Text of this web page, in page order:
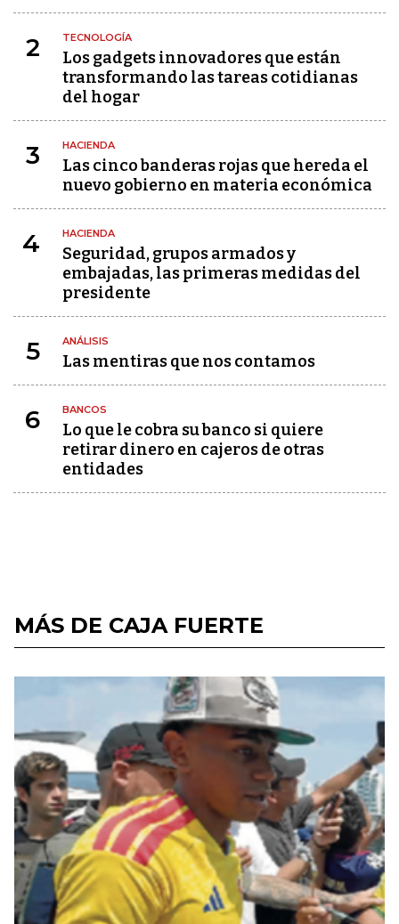
2 TECNOLOGÍA
Los gadgets innovadores que están
transformando las tareas cotidianas
del hogar
3 HACIENDA
Las cinco banderas rojas que hereda el
nuevo gobierno en materia económica
4 HACIENDA
Seguridad, grupos armados y
embajadas, las primeras medidas del
presidente
5 ANÁLISIS
Las mentiras que nos contamos
6 BANCOS
Lo que le cobra su banco si quiere
retirar dinero en cajeros de otras
entidades
MÁS DE CAJA FUERTE